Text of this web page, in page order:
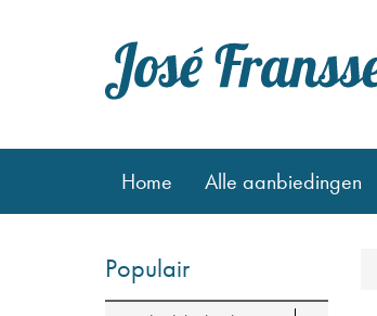
Home Alle aanbiedingen
Populair